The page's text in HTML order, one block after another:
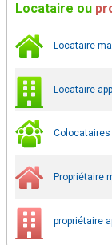
Locataire ou
Locataire
Locataire
Colocataires
Propriétaire
propriétaire